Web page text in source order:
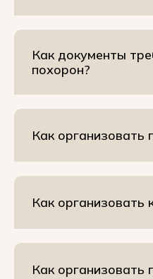
Как документы
похорон?
Как организовать
Как организовать
Как организовать